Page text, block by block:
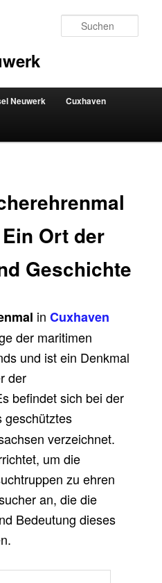
Neuwerk Cuxhaven
Ort der
Geschichte
inCuxhaven
der maritimen
und ist ein Denkmal
der
befindet sich bei der
geschütztes
verzeichnet.
um die
zu ehren
an, die die
Bedeutung dieses